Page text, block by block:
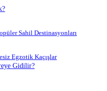
Sahil Destinasyonları
Egzotik Kaçışlar
Gidilir?